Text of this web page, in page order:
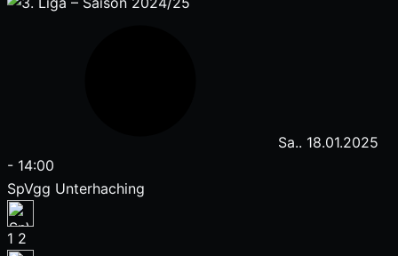
Sa.. 18.01.2025
- 14:00
SpVgg Unterhaching
1 2